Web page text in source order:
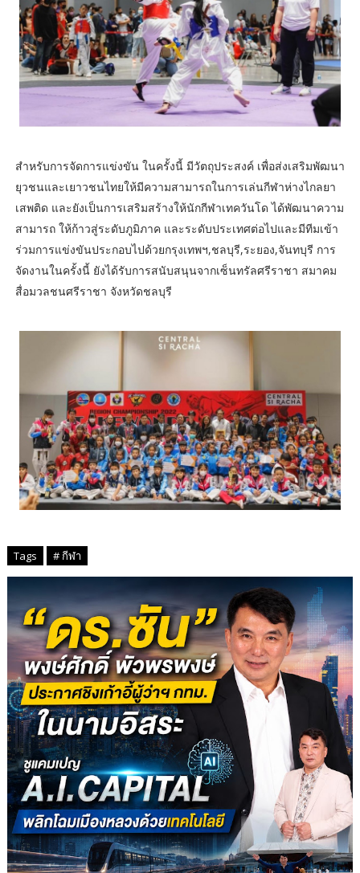
สำหรับการจัดการแข่งขัน ในครั้งนี้ มีวัตถุประสงค์ เพื่อส่งเสริมพัฒนา
ยุวชนและเยาวชนไทยให้มีความสามารถในการเล่นกีฬาห่างไกลยา
เสพติด และยังเป็นการเสริมสร้างให้นักกีฬาเทควันโด ได้พัฒนาความ
สามารถ ให้ก้าวสู่ระดับภูมิภาค และระดับประเทศต่อไปและมีทีมเข้า
ร่วมการแข่งขันประกอบไปด้วยกรุงเทพฯ,ชลบุรี,ระยอง,จันทบุรี การ
จัดงานในครั้งนี้ ยังได้รับการสนับสนุนจากเซ็นทรัลศรีราชา สมาคม
สื่อมวลชนศรีราชา จังหวัดชลบุรี
Tags # กีฬา